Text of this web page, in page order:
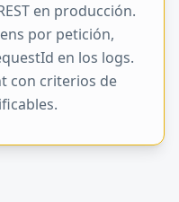
en producción.
por petición,
en los logs.
con criterios de